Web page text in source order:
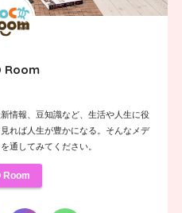
Room
情報、豆知識など、生活や人生に役
れば人生が豊かになる。そんなメデ
通してみてください。
Room